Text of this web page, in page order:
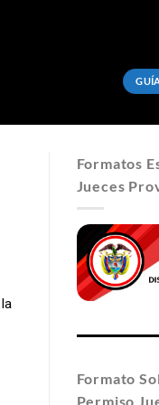
Formatos
Jueces
Formato
Permiso